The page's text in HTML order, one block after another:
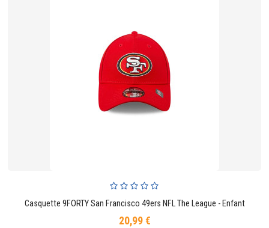
Casquette 9FORTY San Francisco 49ers NFL The League - Enfant
20,99 €Prix